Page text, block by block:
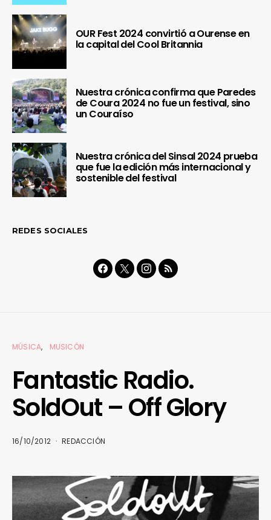
OUR Fest 2024 convirtió a Ourense en
la capital del Cool Britannia
Nuestra crónica confirma que Paredes
de Coura 2024 no fue un festival, sino
un Couraíso
Nuestra crónica del Sinsal 2024 prueba
que fue la edición más internacional y
sostenible del festival
REDES SOCIALES
MÚSICA MUSICÓN
Fantastic Radio.
SoldOut – Off Glory
16/10/2012 REDACCIÓN